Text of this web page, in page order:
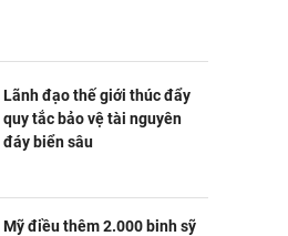
Lãnh đạo thế giới thúc đẩy
quy tắc bảo vệ tài nguyên
đáy biển sâu
Mỹ điều thêm 2.000 binh sỹ